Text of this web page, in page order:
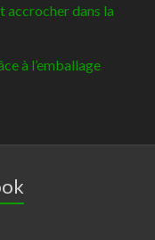
accrocher dans la
à l’emballage